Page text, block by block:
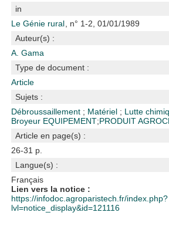
in
Le Génie rural , n° 1-2, 01/01/1989
Auteur(s) :
A. Gama
Type de document :
Article
Sujets :
Débroussaillement ; Matériel ; Lutte
Broyeur EQUIPEMENT;PRODUIT
Article en page(s) :
26-31 p.
Langue(s) :
Français
Lien vers la notice :
https://infodoc.agroparistech.fr/index.php?
lvl=notice_display&id=121116